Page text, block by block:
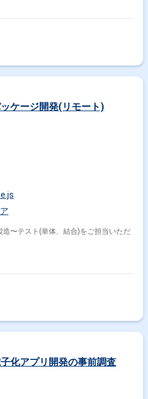
ッケージ開発(リモート)
〜テスト(単体、結合)をご担当いただ
化アプリ開発の事前調査